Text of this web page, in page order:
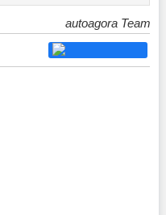
autoagora Team